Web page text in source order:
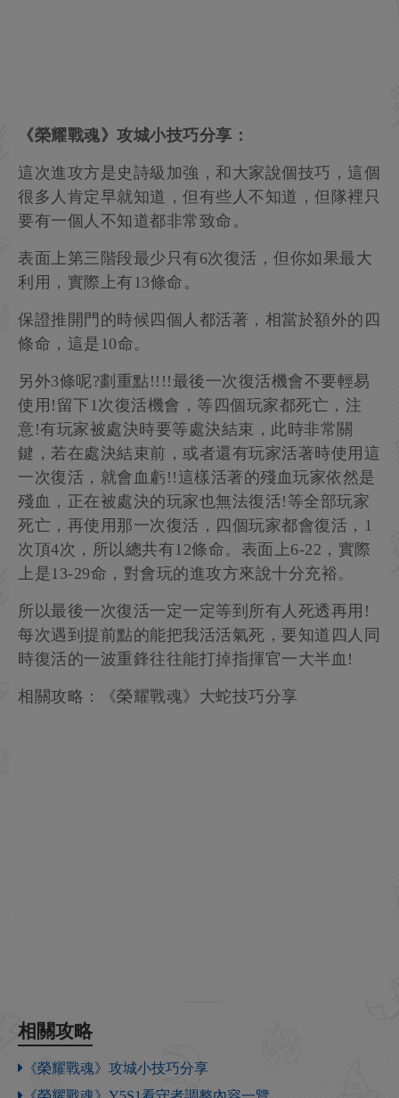
《榮耀戰魂》攻城小技巧分享：
這次進攻方是史詩級加強，和大家說個技巧，這個
很多人肯定早就知道，但有些人不知道，但隊裡只
要有一個人不知道都非常致命。
表面上第三階段最少只有6次復活，但你如果最大
利用，實際上有13條命。
保證推開門的時候四個人都活著，相當於額外的四
條命，這是10命。
另外3條呢?劃重點!!!!最後一次復活機會不要輕易
使用!留下1次復活機會，等四個玩家都死亡，注
意!有玩家被處決時要等處決結束，此時非常關
鍵，若在處決結束前，或者還有玩家活著時使用這
一次復活，就會血虧!!這樣活著的殘血玩家依然是
殘血，正在被處決的玩家也無法復活!等全部玩家
死亡，再使用那一次復活，四個玩家都會復活，1
次頂4次，所以總共有12條命。表面上6-22，實際
上是13-29命，對會玩的進攻方來說十分充裕。
所以最後一次復活一定一定等到所有人死透再用!
每次遇到提前點的能把我活活氣死，要知道四人同
時復活的一波重鋒往往能打掉指揮官一大半血!
相關攻略：《榮耀戰魂》大蛇技巧分享
相關攻略
《榮耀戰魂》攻城小技巧分享